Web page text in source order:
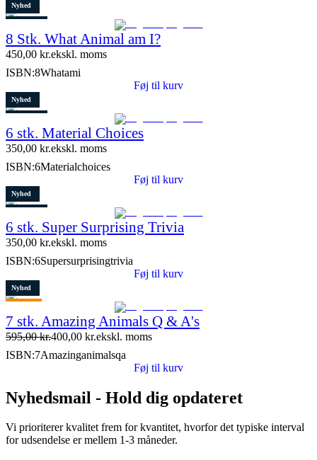
Nyhed
10 stk. tilbage
8 Stk. What Animal am I?
450,00 kr.ekskl. moms
ISBN:8Whatami
Føj til kurv
Nyhed
5 stk. tilbage
6 stk. Material Choices
350,00 kr.ekskl. moms
ISBN:6Materialchoices
Føj til kurv
Nyhed
8 stk. tilbage
6 stk. Super Surprising Trivia
350,00 kr.ekskl. moms
ISBN:6Supersurprisingtrivia
Føj til kurv
Nyhed
Restparti
15 stk. tilbage
7 stk. Amazing Animals Q & A's
595,00kr.400,00 kr.ekskl. moms
ISBN:7Amazinganimalsqa
Føj til kurv
Nyhedsmail - Hold dig opdateret
Vi prioriterer kvalitet frem for kvantitet, hvorfor det typiske interval
for udsendelse er mellem 1-3 måneder.